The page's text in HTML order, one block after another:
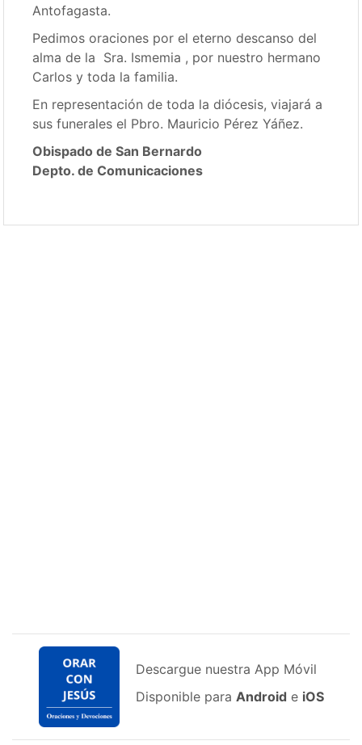
Antofagasta.
Pedimos oraciones por el eterno descanso del
alma de la Sra. Ismemia , por nuestro hermano
Carlos y toda la familia.
En representación de toda la diócesis, viajará a
sus funerales el Pbro. Mauricio Pérez Yáñez.
Obispado de San Bernardo
Depto. de Comunicaciones
Descargue nuestra App Móvil
Disponible para Android e iOS